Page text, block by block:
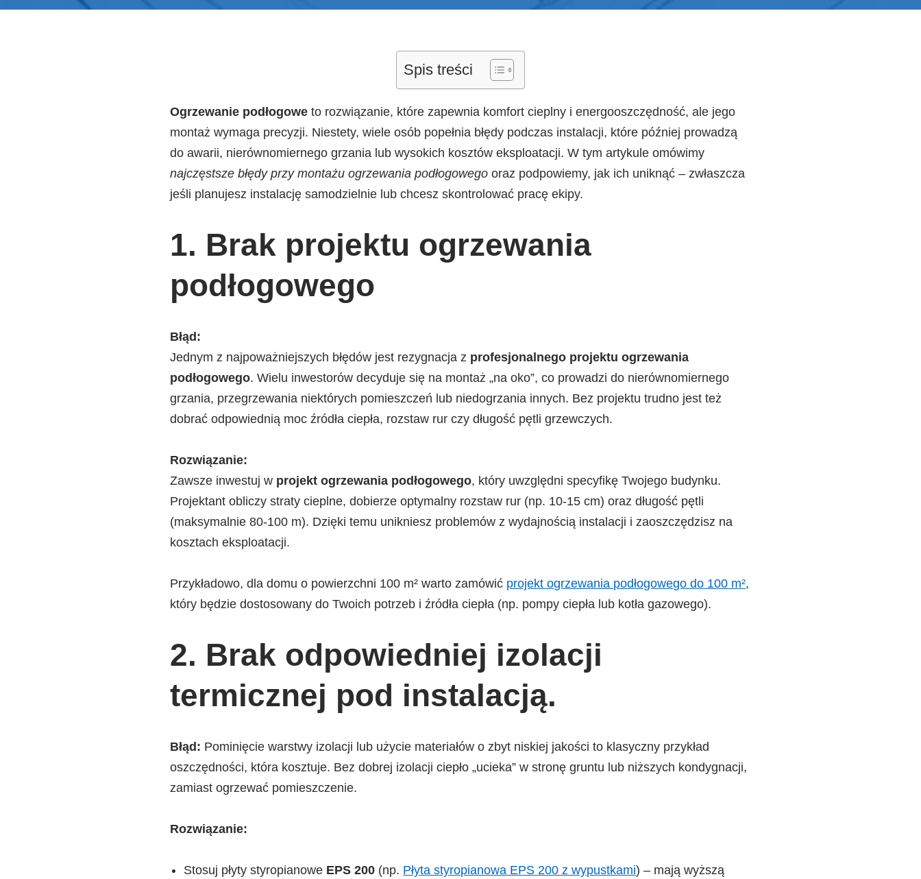
Spis treści
Ogrzewanie podłogowe to rozwiązanie, które zapewnia komfort cieplny i energooszczędność, ale jego
montaż wymaga precyzji. Niestety, wiele osób popełnia błędy podczas instalacji, które później prowadzą
do awarii, nierównomiernego grzania lub wysokich kosztów eksploatacji. W tym artykule omówimy
najczęstsze błędy przy montażu ogrzewania podłogowego oraz podpowiemy, jak ich uniknąć – zwłaszcza
jeśli planujesz instalację samodzielnie lub chcesz skontrolować pracę ekipy.
1. Brak projektu ogrzewania
podłogowego
Błąd:
Jednym z najpoważniejszych błędów jest rezygnacja z profesjonalnego projektu ogrzewania
podłogowego. Wielu inwestorów decyduje się na montaż „na oko”, co prowadzi do nierównomiernego
grzania, przegrzewania niektórych pomieszczeń lub niedogrzania innych. Bez projektu trudno jest też
dobrać odpowiednią moc źródła ciepła, rozstaw rur czy długość pętli grzewczych.
Rozwiązanie:
Zawsze inwestuj w projekt ogrzewania podłogowego, który uwzględni specyfikę Twojego budynku.
Projektant obliczy straty cieplne, dobierze optymalny rozstaw rur (np. 10-15 cm) oraz długość pętli
(maksymalnie 80-100 m). Dzięki temu unikniesz problemów z wydajnością instalacji i zaoszczędzisz na
kosztach eksploatacji.
Przykładowo, dla domu o powierzchni 100 m² warto zamówić projekt ogrzewania podłogowego do 100 m²,
który będzie dostosowany do Twoich potrzeb i źródła ciepła (np. pompy ciepła lub kotła gazowego).
2. Brak odpowiedniej izolacji
termicznej pod instalacją.
Błąd: Pominięcie warstwy izolacji lub użycie materiałów o zbyt niskiej jakości to klasyczny przykład
oszczędności, która kosztuje. Bez dobrej izolacji ciepło „ucieka” w stronę gruntu lub niższych kondygnacji,
zamiast ogrzewać pomieszczenie.
Rozwiązanie:
Stosuj płyty styropianowe EPS 200 (np. Płyta styropianowa EPS 200 z wypustkami) – mają wyższą